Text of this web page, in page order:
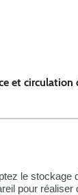
le stockage
pour réaliser
et circulation